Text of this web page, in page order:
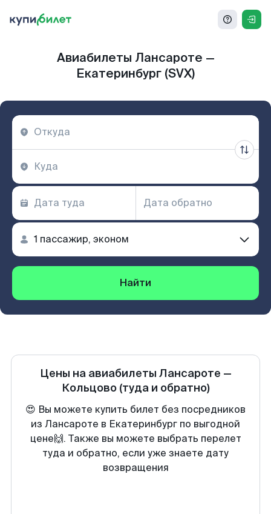
Авиабилеты Лансароте —
Екатеринбург (SVX)
Найти
Цены на авиабилеты Лансароте —
Кольцово (туда и обратно)
😍 Вы можете купить билет без посредников
из Лансароте в Екатеринбург по выгодной
цене🙌. Также вы можете выбрать перелет
туда и обратно, если уже знаете дату
возвращения